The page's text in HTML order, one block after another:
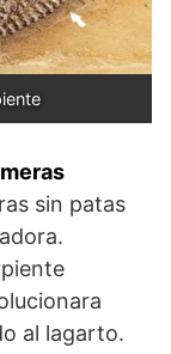
sin patas
al lagarto.